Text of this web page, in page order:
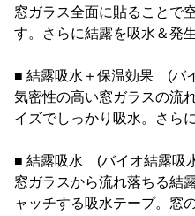
窓ガラス全面に貼ることで
す。さらに結露を吸水＆発
■ 結露吸水＋保温効果 (バ
気密性の高い窓ガラスの流
イズでしっかり吸水。さら
■ 結露吸水 (バイオ結露吸
窓ガラスから流れ落ちる結
ャッチする吸水テープ。窓